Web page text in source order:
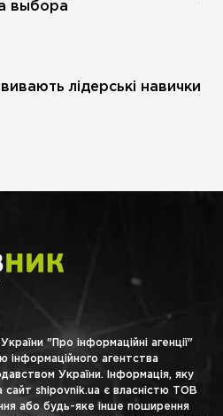
выбора
лідерські навички
"Про інформаційні агенції"
інформаційного агентства
України. Інформація, яку
сайт shipovnik.ua є власністю ТОВ
або будь-яке інше поширення